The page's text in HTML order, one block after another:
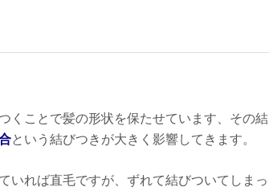
くことで髪の形状を保たせています、その結
という結びつきが大きく影響してきます。
いれば直毛ですが、ずれて結びついてしまっ